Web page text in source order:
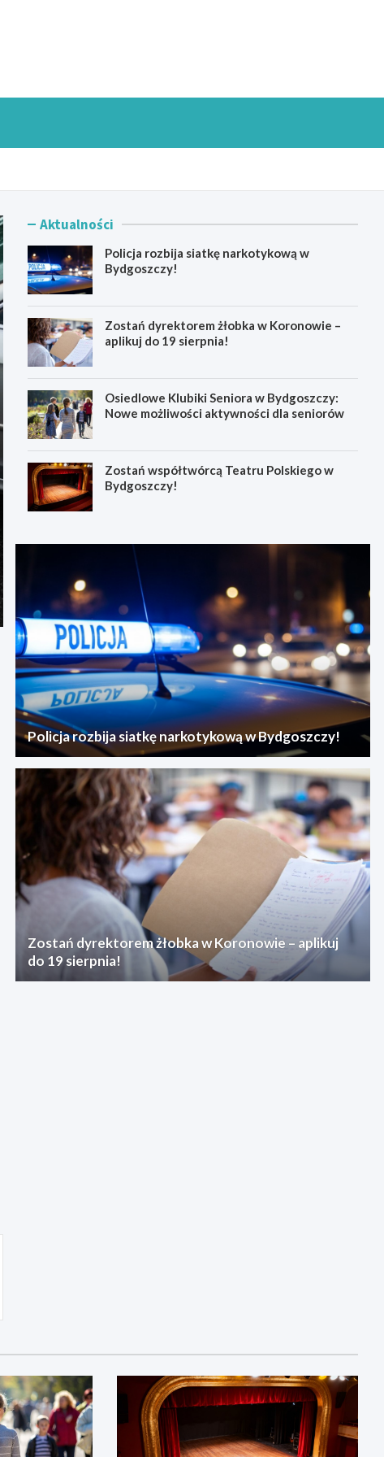
Aktualności
Policja rozbija siatkę narkotykową w
Bydgoszczy!
Zostań dyrektorem żłobka w Koronowie –
aplikuj do 19 sierpnia!
Osiedlowe Klubiki Seniora w Bydgoszczy:
Nowe możliwości aktywności dla seniorów
Zostań współtwórcą Teatru Polskiego w
Bydgoszczy!
Policja rozbija siatkę narkotykową w Bydgoszczy!
Zostań dyrektorem żłobka w Koronowie – aplikuj
do 19 sierpnia!